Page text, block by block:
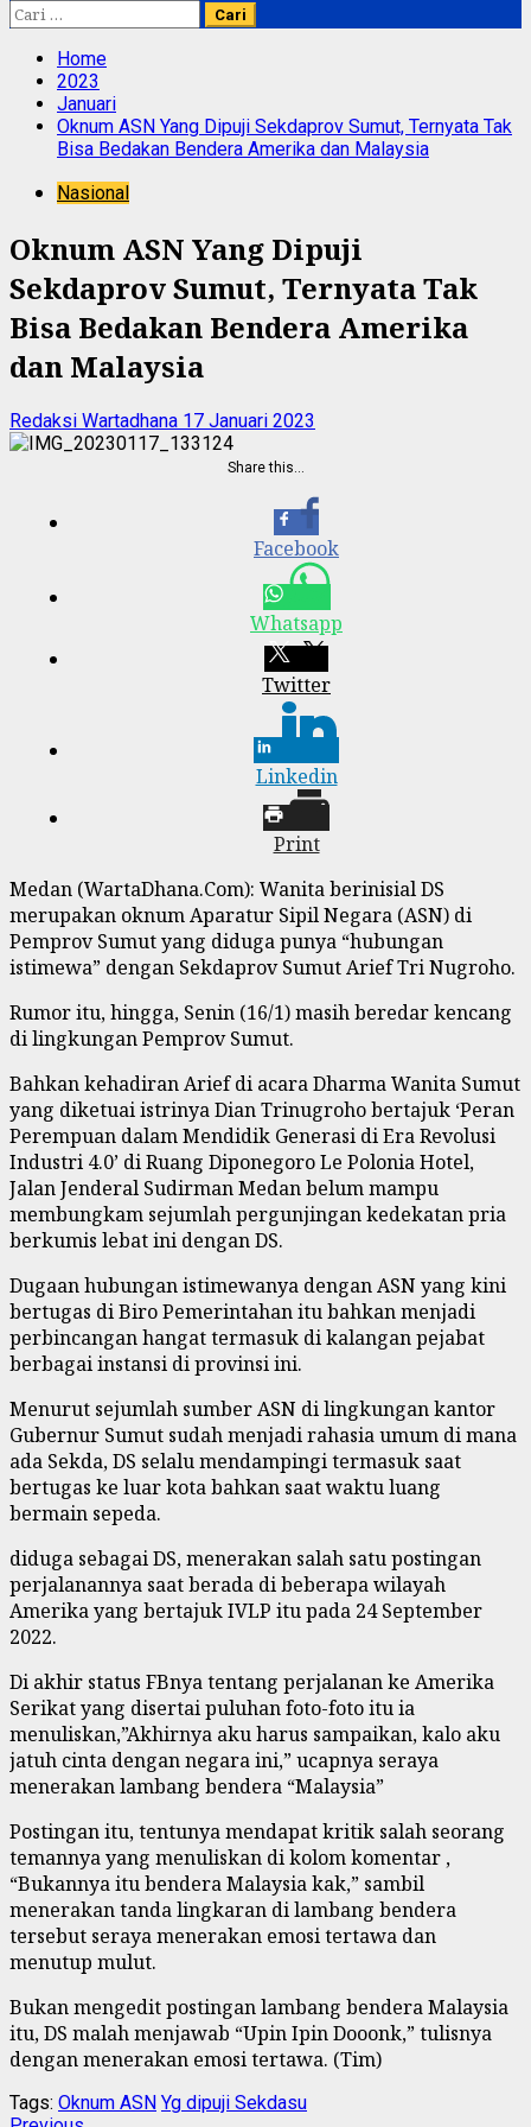
Cari
untuk:
Home
2023
Januari
Oknum ASN Yang Dipuji Sekdaprov Sumut, Ternyata Tak
Bisa Bedakan Bendera Amerika dan Malaysia
Nasional
Oknum ASN Yang Dipuji
Sekdaprov Sumut, Ternyata Tak
Bisa Bedakan Bendera Amerika
dan Malaysia
Redaksi Wartadhana 17 Januari 2023
Share this…
Facebook
Whatsapp
Twitter
Linkedin
Print
Medan (WartaDhana.Com): Wanita berinisial DS
merupakan oknum Aparatur Sipil Negara (ASN) di
Pemprov Sumut yang diduga punya “hubungan
istimewa” dengan Sekdaprov Sumut Arief Tri Nugroho.
Rumor itu, hingga, Senin (16/1) masih beredar kencang
di lingkungan Pemprov Sumut.
Bahkan kehadiran Arief di acara Dharma Wanita Sumut
yang diketuai istrinya Dian Trinugroho bertajuk ‘Peran
Perempuan dalam Mendidik Generasi di Era Revolusi
Industri 4.0’ di Ruang Diponegoro Le Polonia Hotel,
Jalan Jenderal Sudirman Medan belum mampu
membungkam sejumlah pergunjingan kedekatan pria
berkumis lebat ini dengan DS.
Dugaan hubungan istimewanya dengan ASN yang kini
bertugas di Biro Pemerintahan itu bahkan menjadi
perbincangan hangat termasuk di kalangan pejabat
berbagai instansi di provinsi ini.
Menurut sejumlah sumber ASN di lingkungan kantor
Gubernur Sumut sudah menjadi rahasia umum di mana
ada Sekda, DS selalu mendampingi termasuk saat
bertugas ke luar kota bahkan saat waktu luang
bermain sepeda.
diduga sebagai DS, menerakan salah satu postingan
perjalanannya saat berada di beberapa wilayah
Amerika yang bertajuk IVLP itu pada 24 September
2022.
Di akhir status FBnya tentang perjalanan ke Amerika
Serikat yang disertai puluhan foto-foto itu ia
menuliskan,”Akhirnya aku harus sampaikan, kalo aku
jatuh cinta dengan negara ini,” ucapnya seraya
menerakan lambang bendera “Malaysia”
Postingan itu, tentunya mendapat kritik salah seorang
temannya yang menuliskan di kolom komentar ,
“Bukannya itu bendera Malaysia kak,” sambil
menerakan tanda lingkaran di lambang bendera
tersebut seraya menerakan emosi tertawa dan
menutup mulut.
Bukan mengedit postingan lambang bendera Malaysia
itu, DS malah menjawab “Upin Ipin Dooonk,” tulisnya
dengan menerakan emosi tertawa. (Tim)
Tags: Oknum ASN Yg dipuji Sekdasu